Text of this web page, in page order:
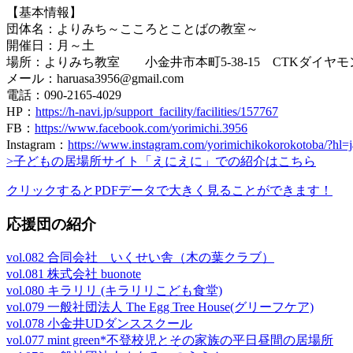
【基本情報】
団体名：よりみち～こころとことばの教室～
開催日：月～土
場所：よりみち教室 小金井市本町5-38-15 CTKダイヤモ
メール：haruasa3956@gmail.com
電話：090-2165-4029
HP： https://h-navi.jp/support_facility/facilities/157767
FB： https://www.facebook.com/yorimichi.3956
Instagram： https://www.instagram.com/yorimichikokorokotoba/
>子どもの居場所サイト「えにえに」での紹介はこちら
クリックするとPDFデータで大きく見ることができます！
応援団の紹介
vol.082 合同会社 いくせい舎（木の葉クラブ）
vol.081 株式会社 buonote
vol.080 キラリリ (キラリリこども⾷堂)
vol.079 一般社団法人 The Egg Tree House(グリーフケア)
vol.078 小金井UDダンススクール
vol.077 mint green*不登校児とその家族の平日昼間の居場所